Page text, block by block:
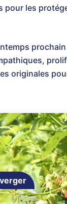
les
originales